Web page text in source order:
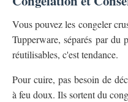
Vous pouvez les congeler
Tupperware, séparés par du
réutilisables, c'est tendance.
Pour cuire, pas besoin de
à feu doux. Ils sortent du